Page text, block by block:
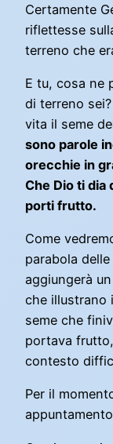
Certamente
riflettesse
terreno che
E tu, cosa ne
di terreno
vita il seme
sono parole
orecchie in
Che Dio ti dia
porti frutto.
Come
parabola
aggiungerà
che illustrano
seme che
portava
contesto
Per il